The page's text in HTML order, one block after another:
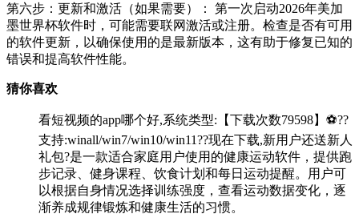
第六步：更新和激活（如果需要）： 第一次启动2026年美加
墨世界杯软件时，可能需要联网激活或注册。检查是否有可用
的软件更新，以确保使用的是最新版本，这有助于修复已知的
错误和提高软件性能。
猜你喜欢
看短视频的app哪个好,系统类型:【下载次数79598】⚽??
支持:winall/win7/win10/win11??现在下载,新用户还送新人
礼包?是一款适合家庭用户使用的健康运动软件，提供跑
步记录、健身课程、饮食计划和每日运动提醒。用户可
以根据自身情况选择训练强度，查看运动数据变化，逐
渐养成规律锻炼和健康生活的习惯。